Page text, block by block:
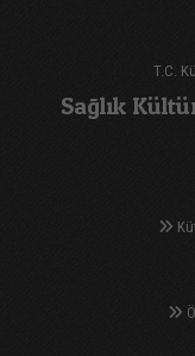
T.C.
Sağlık